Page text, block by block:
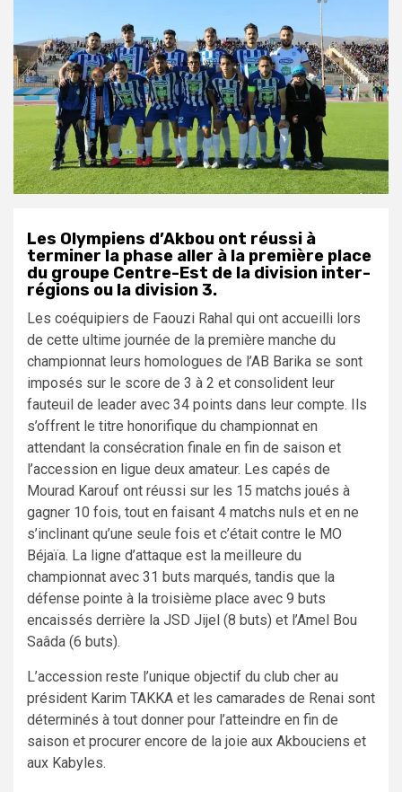
Les Olympiens d’Akbou ont réussi à
terminer la phase aller à la première place
du groupe Centre-Est de la division inter-
régions ou la division 3.
Les coéquipiers de Faouzi Rahal qui ont accueilli lors
de cette ultime journée de la première manche du
championnat leurs homologues de l’AB Barika se sont
imposés sur le score de 3 à 2 et consolident leur
fauteuil de leader avec 34 points dans leur compte. Ils
s’offrent le titre honorifique du championnat en
attendant la consécration finale en fin de saison et
l’accession en ligue deux amateur. Les capés de
Mourad Karouf ont réussi sur les 15 matchs joués à
gagner 10 fois, tout en faisant 4 matchs nuls et en ne
s’inclinant qu’une seule fois et c’était contre le MO
Béjaïa. La ligne d’attaque est la meilleure du
championnat avec 31 buts marqués, tandis que la
défense pointe à la troisième place avec 9 buts
encaissés derrière la JSD Jijel (8 buts) et l’Amel Bou
Saâda (6 buts).
L’accession reste l’unique objectif du club cher au
président Karim TAKKA et les camarades de Renai sont
déterminés à tout donner pour l’atteindre en fin de
saison et procurer encore de la joie aux Akbouciens et
aux Kabyles.